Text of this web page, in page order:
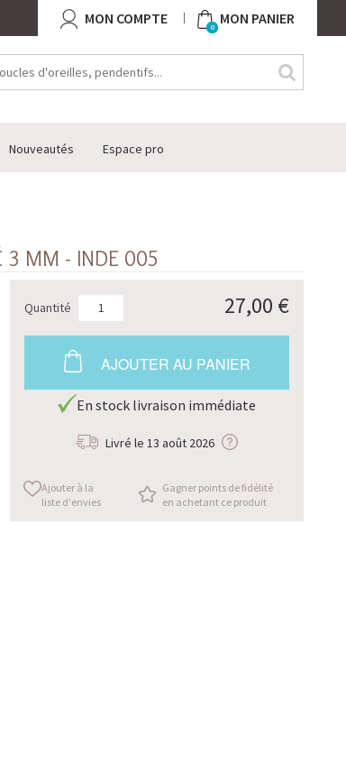
MON COMPTE 0 MON PANIER
Nouveautés Espace pro
3 MM - INDE 005
Quantité 27,00 €
AJOUTER AU PANIER
En stock livraison immédiate
Livré le13 août 2026
Ajouter à la
liste d'envies
Gagner points de fidélité
en achetant ce produit